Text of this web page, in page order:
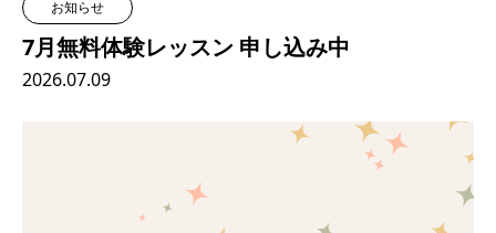
お知らせ
7月無料体験レッスン 申し込み中
2026.07.09